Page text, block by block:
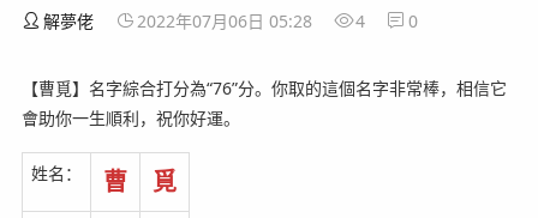
解夢佬 2022年07月06日 05:28 4 0
【曹覓】名字綜合打分為“76”分。你取的這個名字非常棒，相信它
會助你一生順利，祝你好運。
姓名： 曹 覓